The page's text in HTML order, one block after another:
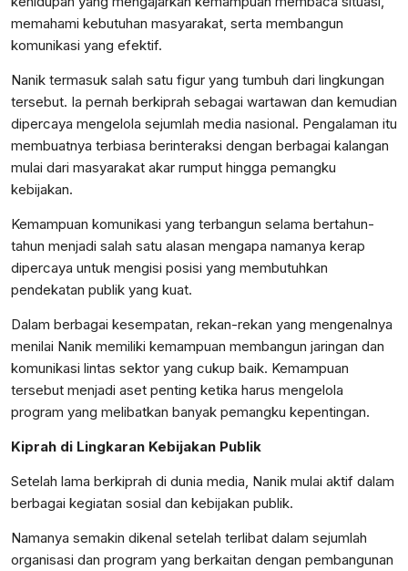
memahami kebutuhan masyarakat, serta membangun
komunikasi yang efektif.
Nanik termasuk salah satu figur yang tumbuh dari lingkungan
tersebut. Ia pernah berkiprah sebagai wartawan dan kemudian
dipercaya mengelola sejumlah media nasional. Pengalaman itu
membuatnya terbiasa berinteraksi dengan berbagai kalangan
mulai dari masyarakat akar rumput hingga pemangku
kebijakan.
Kemampuan komunikasi yang terbangun selama bertahun-
tahun menjadi salah satu alasan mengapa namanya kerap
dipercaya untuk mengisi posisi yang membutuhkan
pendekatan publik yang kuat.
Dalam berbagai kesempatan, rekan-rekan yang mengenalnya
menilai Nanik memiliki kemampuan membangun jaringan dan
komunikasi lintas sektor yang cukup baik. Kemampuan
tersebut menjadi aset penting ketika harus mengelola
program yang melibatkan banyak pemangku kepentingan.
Kiprah di Lingkaran Kebijakan Publik
Setelah lama berkiprah di dunia media, Nanik mulai aktif dalam
berbagai kegiatan sosial dan kebijakan publik.
Namanya semakin dikenal setelah terlibat dalam sejumlah
organisasi dan program yang berkaitan dengan pembangunan